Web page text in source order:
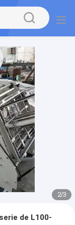
2/3
de L100-